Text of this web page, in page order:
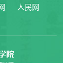
人民网